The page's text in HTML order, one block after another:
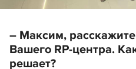
– Максим,
Вашего RP‑центра.
решает?